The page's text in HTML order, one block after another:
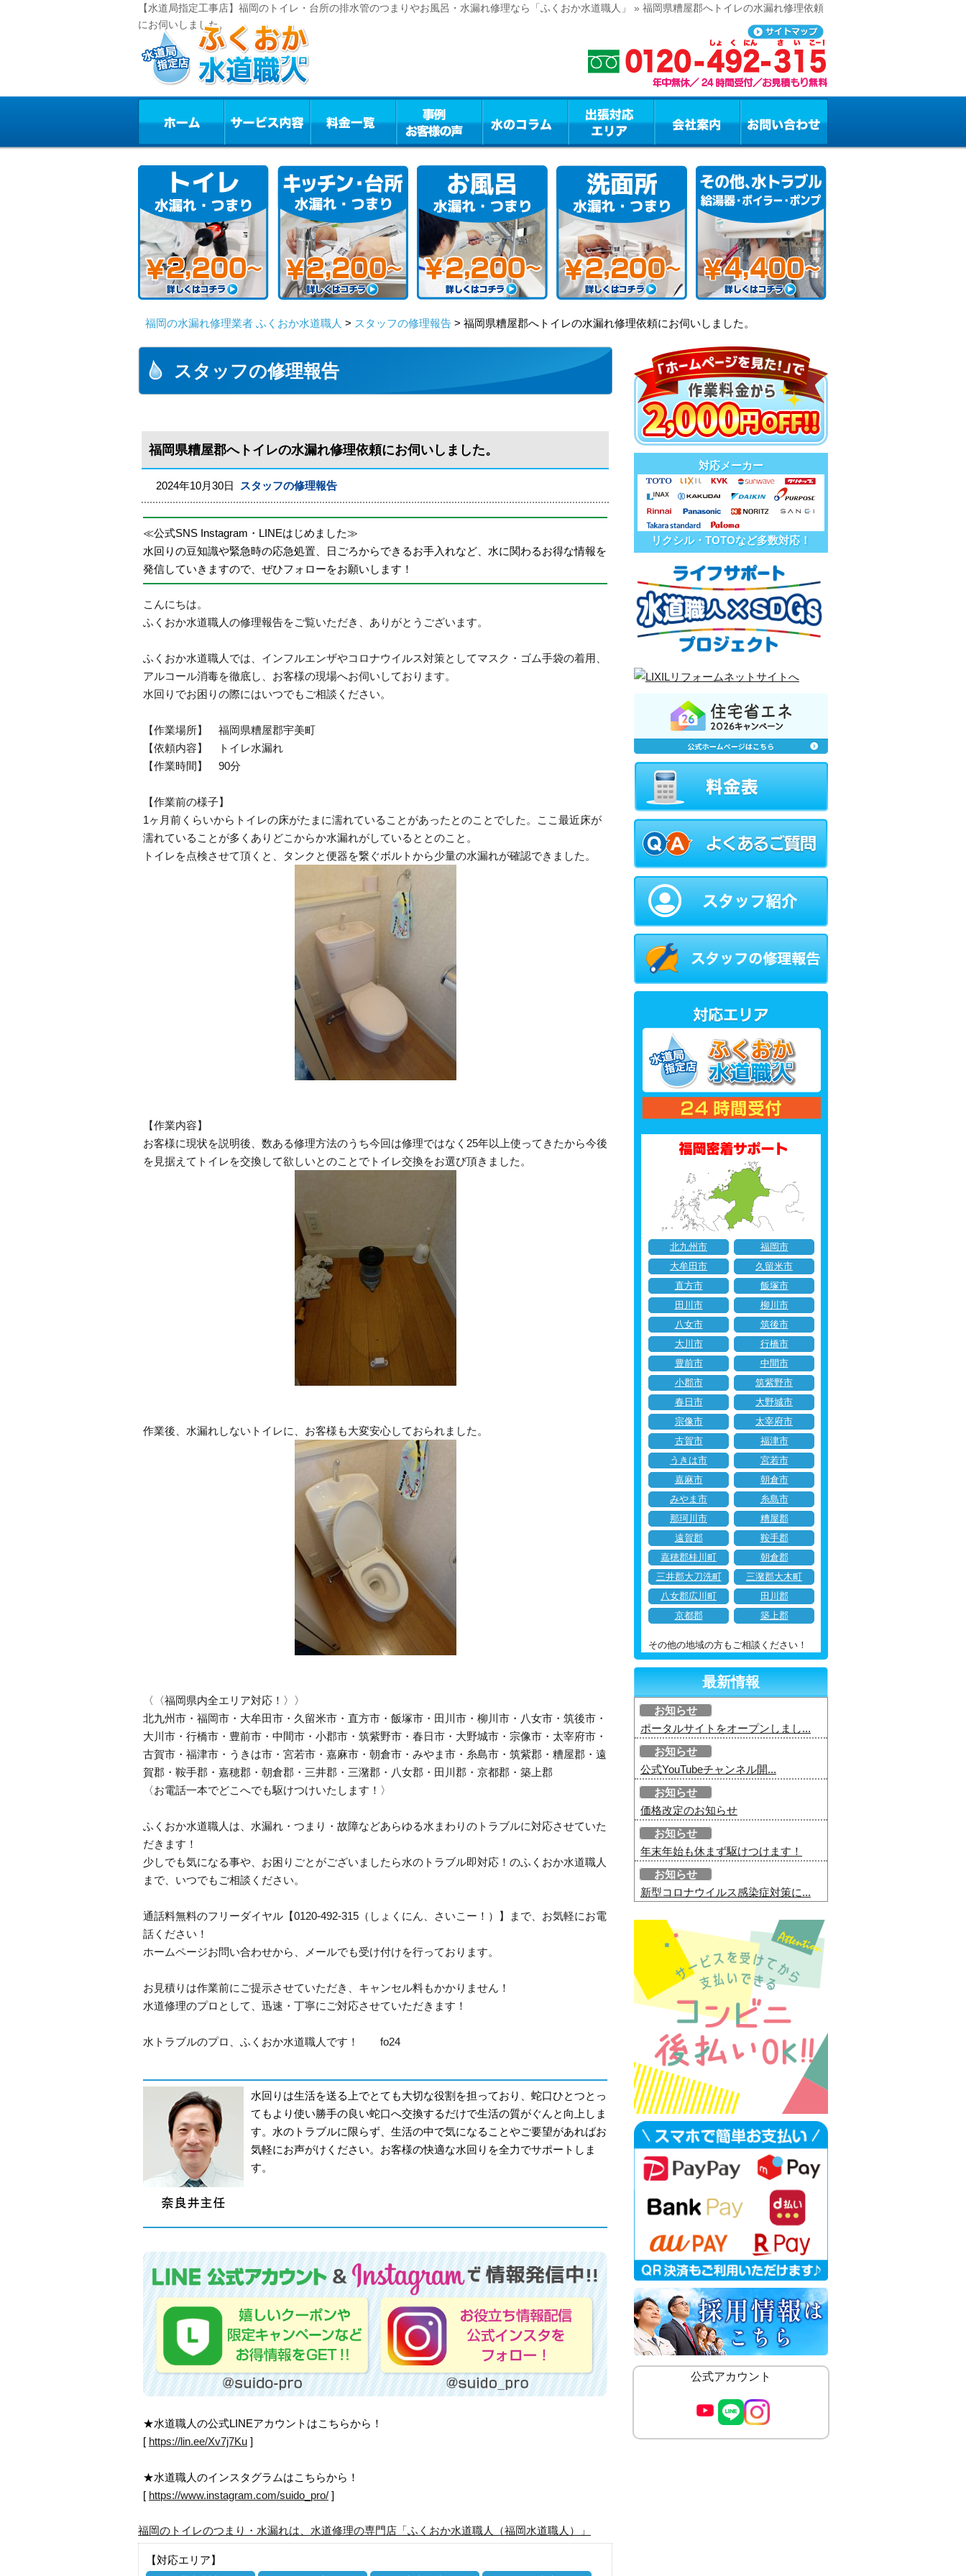
【水道局指定工事店】福岡のトイレ・台所の排水管のつまりやお風呂・水漏れ修理なら「ふくおか水道職人」 » 福岡県糟屋郡へトイレの水漏れ修理依頼
にお伺いしました。
福岡の水漏れ修理業者 ふくおか水道職人 > スタッフの修理報告 > 福岡県糟屋郡へトイレの水漏れ修理依頼にお伺いしました。
スタッフの修理報告
福岡県糟屋郡へトイレの水漏れ修理依頼にお伺いしました。
2024年10月30日 スタッフの修理報告
≪公式SNS Instagram・LINEはじめました≫
水回りの豆知識や緊急時の応急処置、日ごろからできるお手入れなど、水に関わるお得な情報を
発信していきますので、ぜひフォローをお願いします！
こんにちは。
ふくおか水道職人の修理報告をご覧いただき、ありがとうございます。
ふくおか水道職人では、インフルエンザやコロナウイルス対策としてマスク・ゴム手袋の着用、
アルコール消毒を徹底し、お客様の現場へお伺いしております。
水回りでお困りの際にはいつでもご相談ください。
【作業場所】 福岡県糟屋郡宇美町
【依頼内容】 トイレ水漏れ
【作業時間】 90分
【作業前の様子】
1ヶ月前くらいからトイレの床がたまに濡れていることがあったとのことでした。ここ最近床が
濡れていることが多くありどこからか水漏れがしているととのこと。
トイレを点検させて頂くと、タンクと便器を繋ぐボルトから少量の水漏れが確認できました。
【作業内容】
お客様に現状を説明後、数ある修理方法のうち今回は修理ではなく25年以上使ってきたから今後
を見据えてトイレを交換して欲しいとのことでトイレ交換をお選び頂きました。
作業後、水漏れしないトイレに、お客様も大変安心しておられました。
〈〈福岡県内全エリア対応！〉〉
北九州市・福岡市・大牟田市・久留米市・直方市・飯塚市・田川市・柳川市・八女市・筑後市・
大川市・行橋市・豊前市・中間市・小郡市・筑紫野市・春日市・大野城市・宗像市・太宰府市・
古賀市・福津市・うきは市・宮若市・嘉麻市・朝倉市・みやま市・糸島市・筑紫郡・糟屋郡・遠
賀郡・鞍手郡・嘉穂郡・朝倉郡・三井郡・三潴郡・八女郡・田川郡・京都郡・築上郡
〈お電話一本でどこへでも駆けつけいたします！〉
ふくおか水道職人は、水漏れ・つまり・故障などあらゆる水まわりのトラブルに対応させていた
だきます！
少しでも気になる事や、お困りごとがございましたら水のトラブル即対応！のふくおか水道職人
まで、いつでもご相談ください。
通話料無料のフリーダイヤル【0120-492-315（しょくにん、さいこー！）】まで、お気軽にお電
話ください！
ホームページお問い合わせから、メールでも受け付けを行っております。
お見積りは作業前にご提示させていただき、キャンセル料もかかりません！
水道修理のプロとして、迅速・丁寧にご対応させていただきます！
水トラブルのプロ、ふくおか水道職人です！ fo24
水回りは生活を送る上でとても大切な役割を担っており、蛇口ひとつとっ
てもより使い勝手の良い蛇口へ交換するだけで生活の質がぐんと向上しま
す。水のトラブルに限らず、生活の中で気になることやご要望があればお
気軽にお声がけください。お客様の快適な水回りを全力でサポートしま
す。
★水道職人の公式LINEアカウントはこちらから！
[ https://lin.ee/Xv7j7Ku ]
★水道職人のインスタグラムはこちらから！
[ https://www.instagram.com/suido_pro/ ]
福岡のトイレのつまり・水漏れは、水道修理の専門店「ふくおか水道職人（福岡水道職人）」
【対応エリア】
対応メーカー
リクシル・TOTOなど多数対応！
北九州市
福岡市
大牟田市
久留米市
直方市
飯塚市
田川市
柳川市
八女市
筑後市
大川市
行橋市
豊前市
中間市
小郡市
筑紫野市
春日市
大野城市
宗像市
太宰府市
古賀市
福津市
うきは市
宮若市
嘉麻市
朝倉市
みやま市
糸島市
那珂川市
糟屋郡
遠賀郡
鞍手郡
嘉穂郡桂川町
朝倉郡
三井郡大刀洗町
三潴郡大木町
八女郡広川町
田川郡
京都郡
築上郡
その他の地域の方もご相談ください！
最新情報
お知らせ
ポータルサイトをオープンしまし...
お知らせ
公式YouTubeチャンネル開...
お知らせ
価格改定のお知らせ
お知らせ
年末年始も休まず駆けつけます！
お知らせ
新型コロナウイルス感染症対策に...
公式アカウント